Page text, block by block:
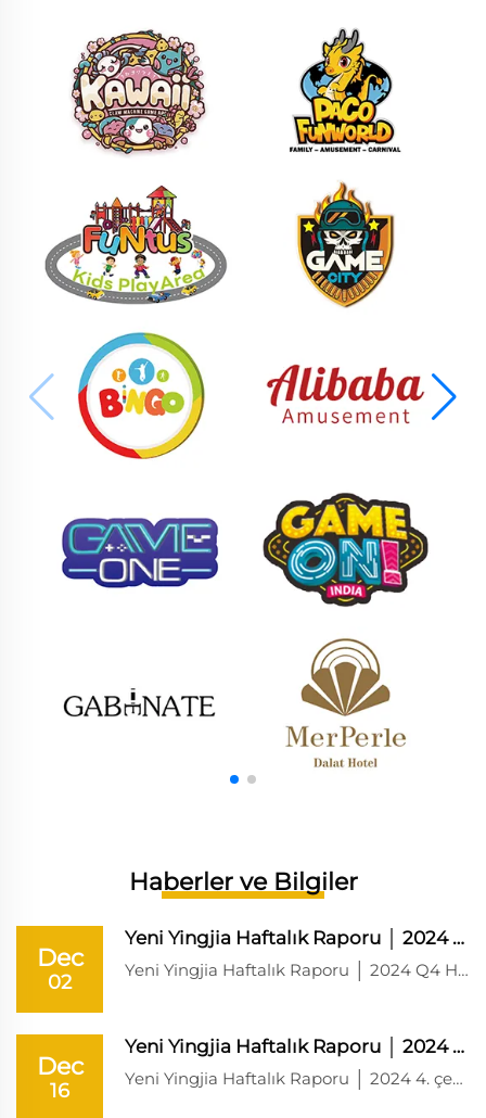
Haberler ve Bilgiler
Dec
02
Yeni Yingjia Haftalık Raporu │ 2024 Q4 Hafta 8
Yeni Yingjia Haftalık Raporu │ 2024 Q4 Hafta 8 2024S4 Hafta8│2024.12.01 Bu hafta ürün ve teknoloji departmanları birçok zorlukla karşılaştı, ancak takım üyeleri yine birlikte çalıştı ve ilerledi. Keskin görüşleri ve derin analiz...
Dec
16
Yeni Yingjia Haftalık Raporu │ 2024 Q4 Hafta 10
Yeni Yingjia Haftalık Raporu │ 2024 4. çeyreğinin 10. haftası 2024S4 Hafta10│2024.12.16 Bu hafta, ana mekanların Sezon Açılışı pazarlaması için hazırlık yaptığı yoğun bir dönem. Yingjia ekibi görevini yerine getirdi, hizmet kalitesini sürekli geliştirerek...